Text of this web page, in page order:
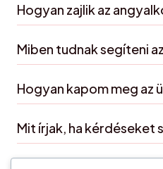
Hogyan zajlik az
Miben tudnak segíteni
Hogyan kapom meg az
Mit írjak, ha kérdéseket